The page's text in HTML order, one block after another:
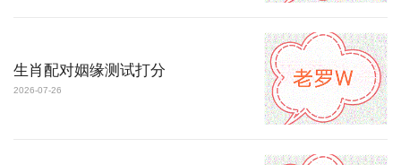
生肖配对姻缘测试打分
2026-07-26